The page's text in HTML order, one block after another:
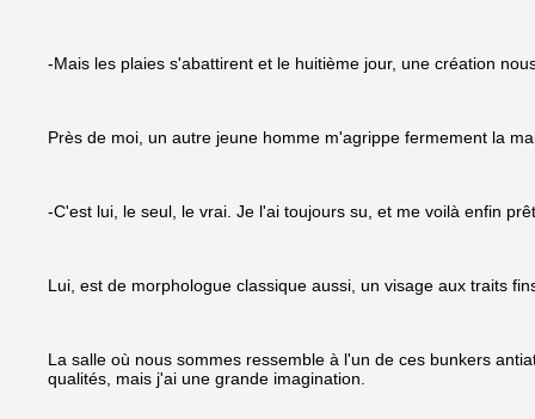
-Mais les plaies s'abattirent et le huitième jour, une création
Près de moi, un autre jeune homme m'agrippe fermement la
-C'est lui, le seul, le vrai. Je l'ai toujours su, et me voilà enfin
Lui, est de morphologue classique aussi, un visage aux traits
La salle où nous sommes ressemble à l'un de ces bunkers
qualités, mais j'ai une grande imagination.